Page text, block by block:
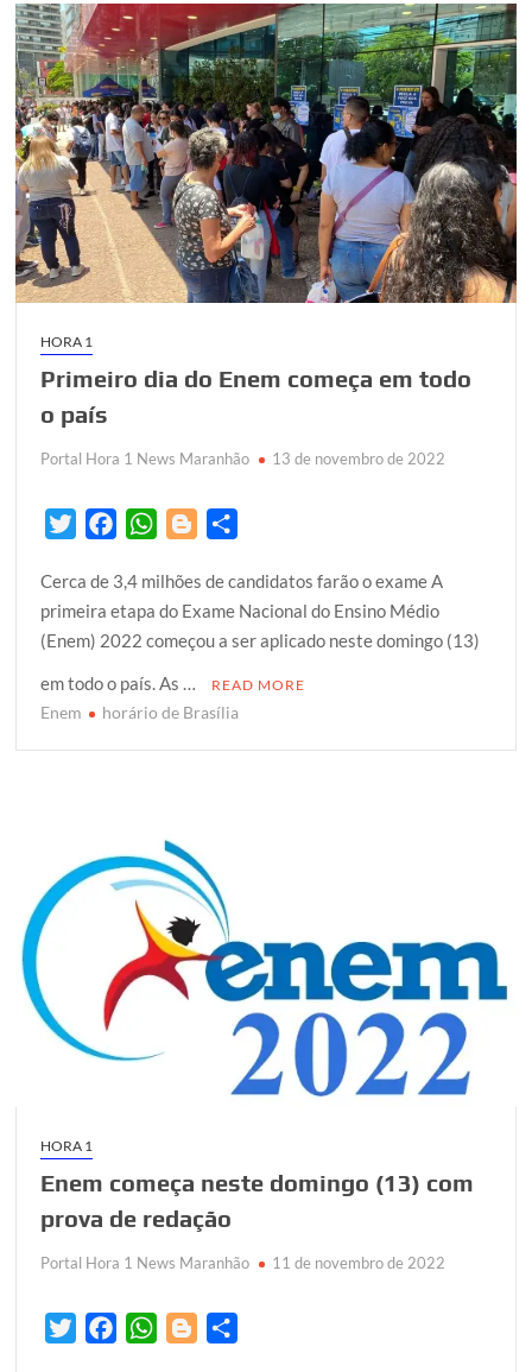
HORA 1
Primeiro dia do Enem começa em todo
o país
Portal Hora 1 News Maranhão 13 de novembro de 2022
i
t
t
e
r
c
e
b
o
o
W
a
t
s
A
p
o
g
g
r
a
r
e
Cerca de 3,4 milhões de candidatos farão o exame A
primeira etapa do Exame Nacional do Ensino Médio
(Enem) 2022 começou a ser aplicado neste domingo (13)
em todo o país. As …
READ MORE
Enem horário de Brasília
HORA 1
Enem começa neste domingo (13) com
prova de redação
Portal Hora 1 News Maranhão 11 de novembro de 2022
W